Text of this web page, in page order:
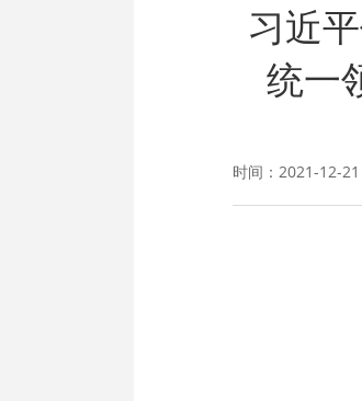
习近
统一
时间：2021-12-